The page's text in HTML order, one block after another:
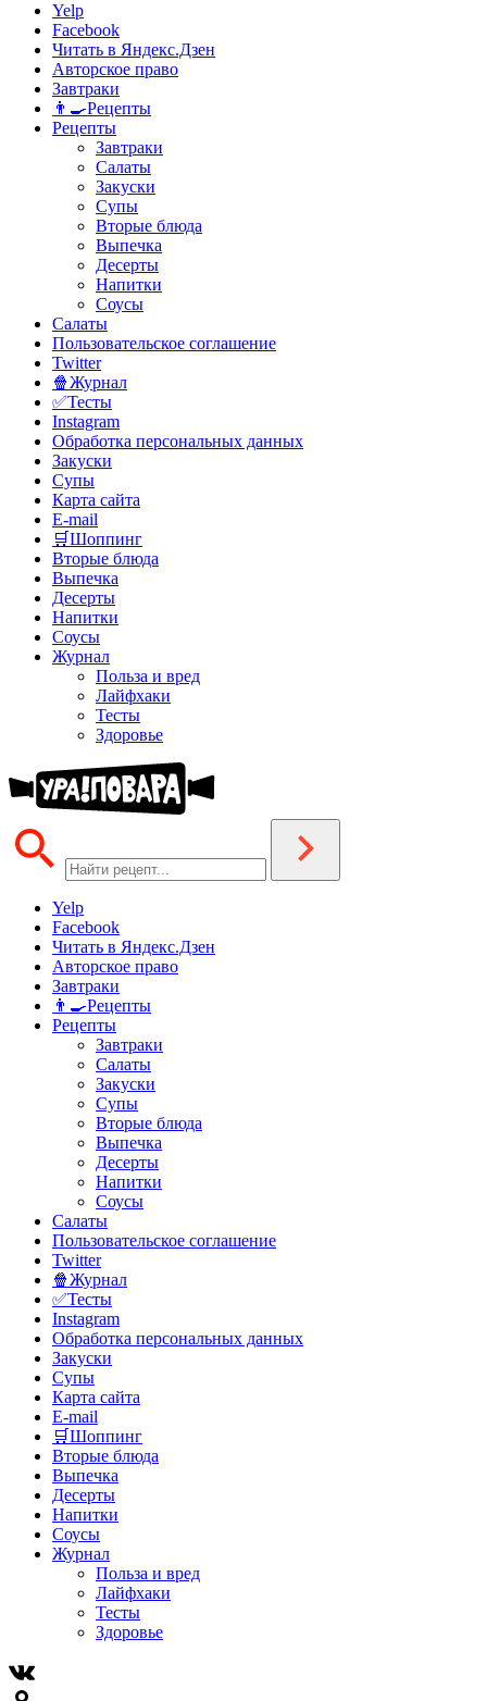
Yelp
Facebook
Читать в Яндекс.Дзен
Авторское право
Завтраки
👨‍🍳Рецепты
Рецепты
Завтраки
Салаты
Закуски
Супы
Вторые блюда
Выпечка
Десерты
Напитки
Соусы
Салаты
Пользовательское соглашение
Twitter
🍿Журнал
✅Тесты
Instagram
Обработка персональных данных
Закуски
Супы
Карта сайта
E-mail
🛒Шоппинг
Вторые блюда
Выпечка
Десерты
Напитки
Соусы
Журнал
Польза и вред
Лайфхаки
Тесты
Здоровье
Yelp
Facebook
Читать в Яндекс.Дзен
Авторское право
Завтраки
👨‍🍳Рецепты
Рецепты
Завтраки
Салаты
Закуски
Супы
Вторые блюда
Выпечка
Десерты
Напитки
Соусы
Салаты
Пользовательское соглашение
Twitter
🍿Журнал
✅Тесты
Instagram
Обработка персональных данных
Закуски
Супы
Карта сайта
E-mail
🛒Шоппинг
Вторые блюда
Выпечка
Десерты
Напитки
Соусы
Журнал
Польза и вред
Лайфхаки
Тесты
Здоровье